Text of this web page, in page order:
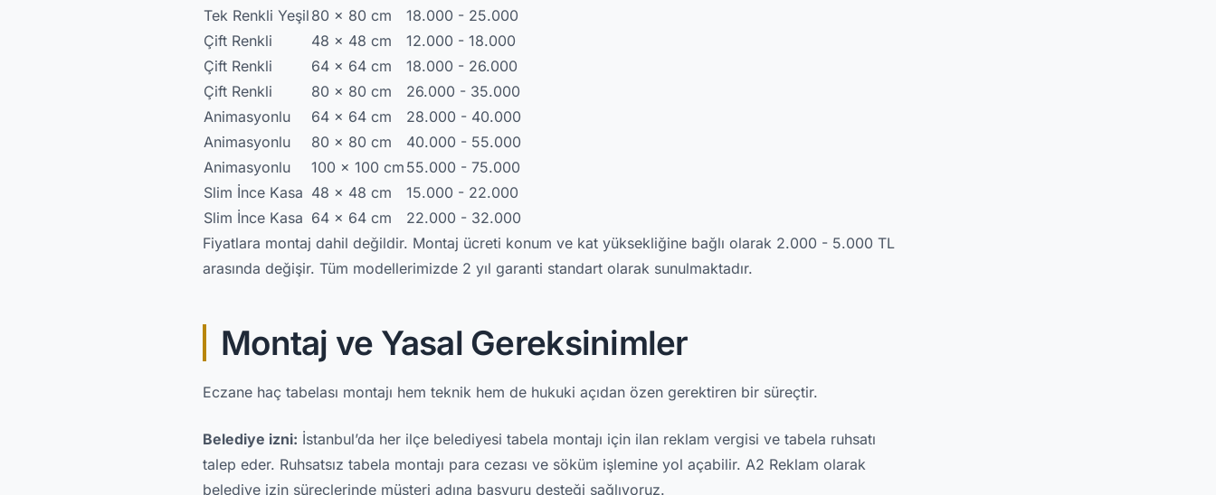
Tek Renkli Yeşil 80 x 80 cm
18.000 - 25.000
Çift Renkli
48 x 48 cm
12.000 - 18.000
Çift Renkli
64 x 64 cm
18.000 - 26.000
Çift Renkli
80 x 80 cm
26.000 - 35.000
Animasyonlu
64 x 64 cm
28.000 - 40.000
Animasyonlu
80 x 80 cm
40.000 - 55.000
Animasyonlu
100 x 100 cm 55.000 - 75.000
Slim İnce Kasa 48 x 48 cm
15.000 - 22.000
Slim İnce Kasa 64 x 64 cm
22.000 - 32.000
Fiyatlara montaj dahil değildir. Montaj ücreti konum ve kat yüksekliğine bağlı olarak 2.000 - 5.000 TL
arasında değişir. Tüm modellerimizde 2 yıl garanti standart olarak sunulmaktadır.
Montaj ve Yasal Gereksinimler
Eczane haç tabelası montajı hem teknik hem de hukuki açıdan özen gerektiren bir süreçtir.
Belediye izni: İstanbul’da her ilçe belediyesi tabela montajı için ilan reklam vergisi ve tabela ruhsatı
talep eder. Ruhsatsız tabela montajı para cezası ve söküm işlemine yol açabilir. A2 Reklam olarak
belediye izin süreçlerinde müşteri adına başvuru desteği sağlıyoruz.